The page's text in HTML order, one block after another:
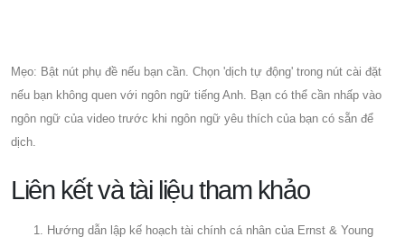
Mẹo: Bật nút phụ đề nếu bạn cần. Chọn 'dịch tự động' trong nút cài đặt
nếu bạn không quen với ngôn ngữ tiếng Anh. Bạn có thể cần nhấp vào
ngôn ngữ của video trước khi ngôn ngữ yêu thích của bạn có sẵn để
dịch.
Liên kết và tài liệu tham khảo
Hướng dẫn lập kế hoạch tài chính cá nhân của Ernst & Young